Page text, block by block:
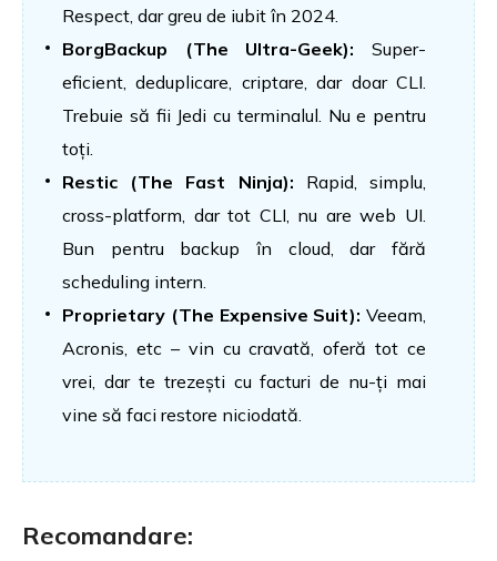
Respect, dar greu de iubit în 2024.
BorgBackup (The Ultra-Geek): Super-
eficient, deduplicare, criptare, dar doar CLI.
Trebuie să fii Jedi cu terminalul. Nu e pentru
toți.
Restic (The Fast Ninja): Rapid, simplu,
cross-platform, dar tot CLI, nu are web UI.
Bun pentru backup în cloud, dar fără
scheduling intern.
Proprietary (The Expensive Suit): Veeam,
Acronis, etc – vin cu cravată, oferă tot ce
vrei, dar te trezești cu facturi de nu-ți mai
vine să faci restore niciodată.
Recomandare: